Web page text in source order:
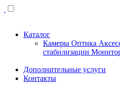
Каталог
Камеры Оптика
стабилизации
Дополнительные услуги
Контакты